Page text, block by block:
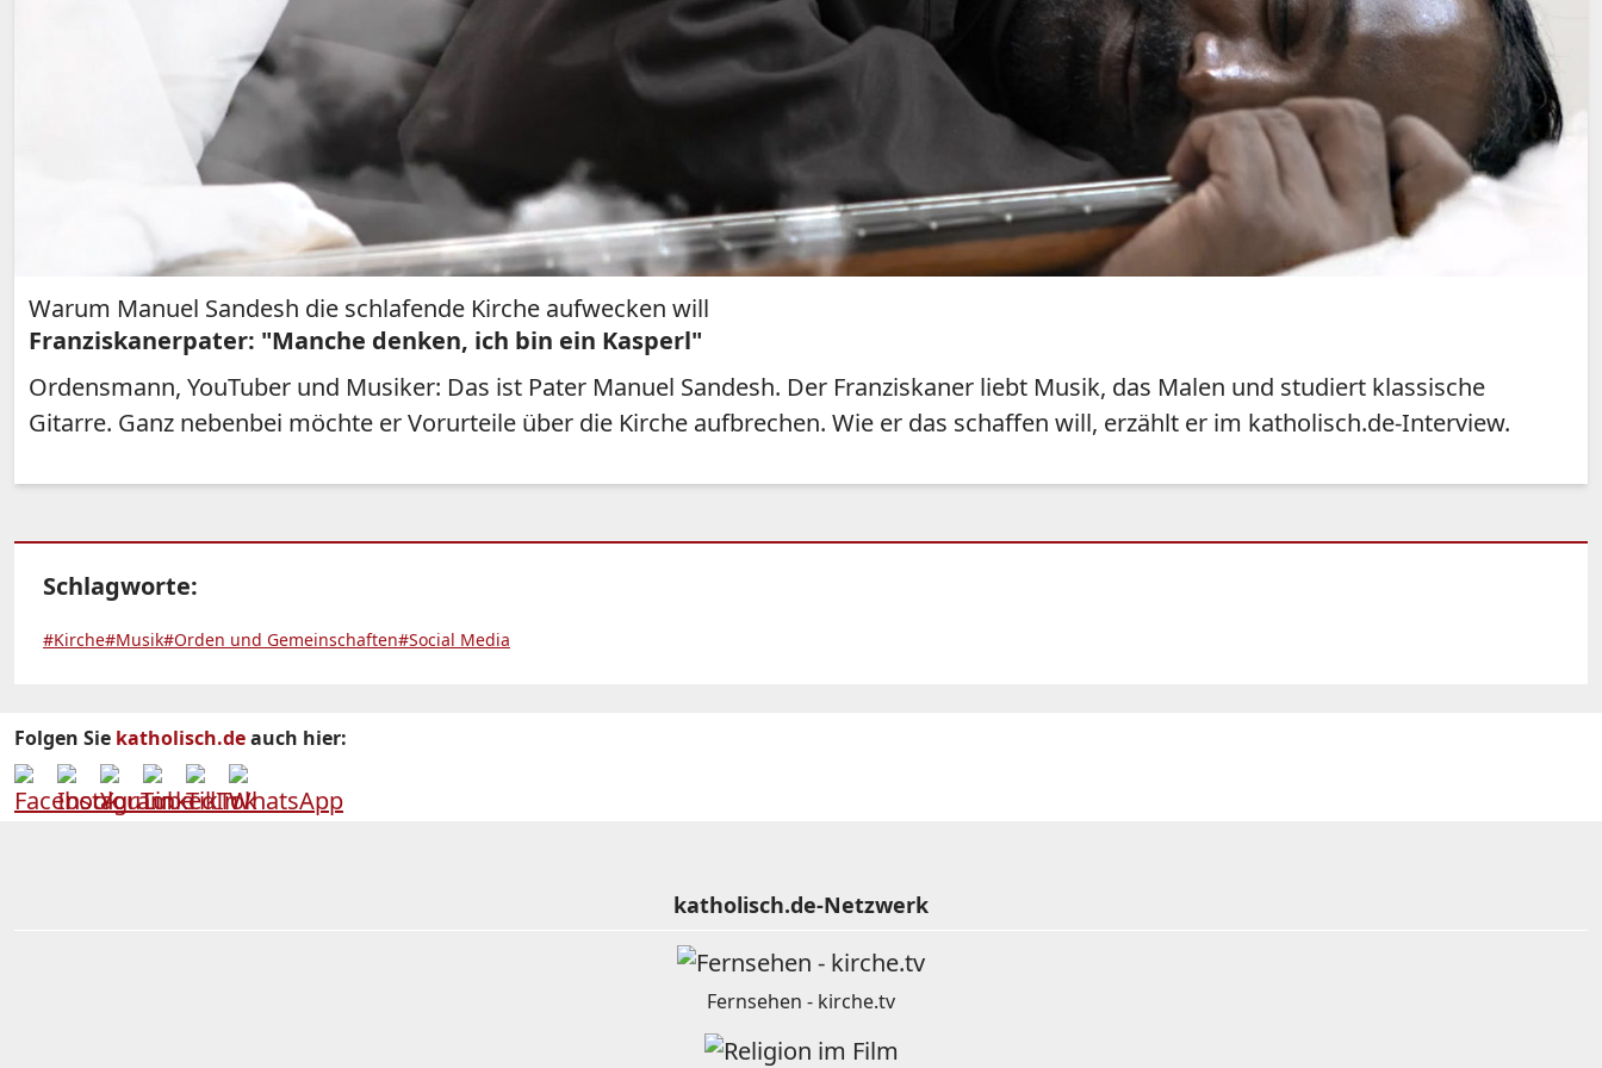
Warum Manuel Sandesh die schlafende Kirche aufwecken will
Franziskanerpater: "Manche denken, ich bin ein Kasperl"
Ordensmann, YouTuber und Musiker: Das ist Pater Manuel Sandesh. Der Franziskaner liebt Musik, das Malen und studiert klassische
Gitarre. Ganz nebenbei möchte er Vorurteile über die Kirche aufbrechen. Wie er das schaffen will, erzählt er im katholisch.de-Interview.
Schlagworte:
#Kirche#Musik#Orden und Gemeinschaften#Social Media
Folgen Sie katholisch.deauch hier:
katholisch.de-Netzwerk
Fernsehen - kirche.tv